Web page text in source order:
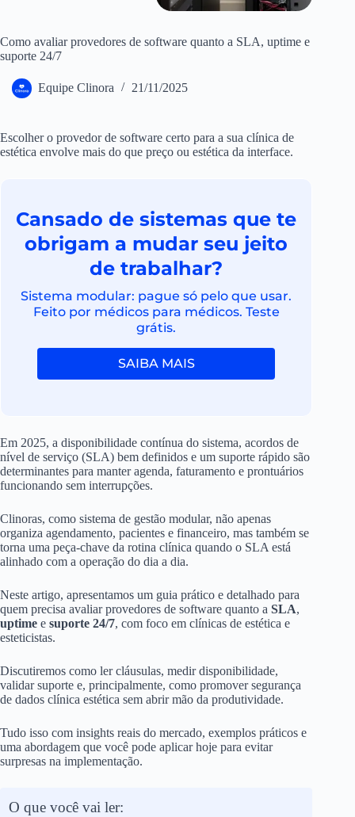
Como avaliar provedores de software quanto a SLA, uptime e
suporte 24/7
Equipe Clinora 21/11/2025
Escolher o provedor de software certo para a sua clínica de
estética envolve mais do que preço ou estética da interface.
Cansado de sistemas que te
obrigam a mudar seu jeito
de trabalhar?
Sistema modular: pague só pelo que usar.
Feito por médicos para médicos. Teste
grátis.
SAIBA MAIS
Em 2025, a disponibilidade contínua do sistema, acordos de
nível de serviço (SLA) bem definidos e um suporte rápido são
determinantes para manter agenda, faturamento e prontuários
funcionando sem interrupções.
Clinoras, como sistema de gestão modular, não apenas
organiza agendamento, pacientes e financeiro, mas também se
torna uma peça-chave da rotina clínica quando o SLA está
alinhado com a operação do dia a dia.
Neste artigo, apresentamos um guia prático e detalhado para
quem precisa avaliar provedores de software quanto a SLA,
uptime e suporte 24/7, com foco em clínicas de estética e
esteticistas.
Discutiremos como ler cláusulas, medir disponibilidade,
validar suporte e, principalmente, como promover segurança
de dados clínica estética sem abrir mão da produtividade.
Tudo isso com insights reais do mercado, exemplos práticos e
uma abordagem que você pode aplicar hoje para evitar
surpresas na implementação.
O que você vai ler: